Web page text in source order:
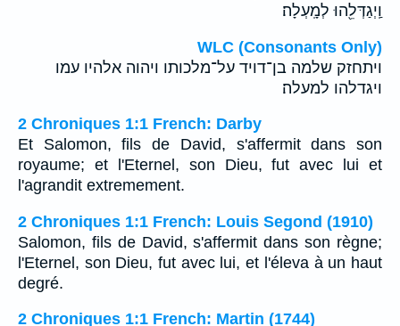
וַֽיְגַדְּלֵ֖הוּ לְמָֽעְלָה׃
WLC (Consonants Only)
ויתחזק שלמה בן־דויד על־מלכותו ויהוה אלהיו עמו
ויגדלהו למעלה׃
2 Chroniques 1:1 French: Darby
Et Salomon, fils de David, s'affermit dans son
royaume; et l'Eternel, son Dieu, fut avec lui et
l'agrandit extremement.
2 Chroniques 1:1 French: Louis Segond (1910)
Salomon, fils de David, s'affermit dans son règne;
l'Eternel, son Dieu, fut avec lui, et l'éleva à un haut
degré.
2 Chroniques 1:1 French: Martin (1744)